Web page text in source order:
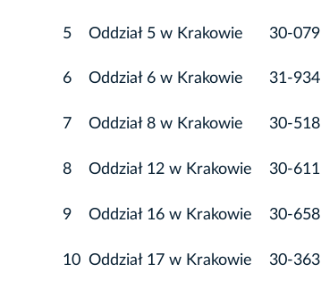
5 Oddział 5 w Krakowie 30-079
6 Oddział 6 w Krakowie 31-934
7 Oddział 8 w Krakowie 30-518
8 Oddział 12 w Krakowie 30-611
9 Oddział 16 w Krakowie 30-658
10 Oddział 17 w Krakowie 30-363